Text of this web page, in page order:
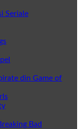
Seriale
din Game of
Bad